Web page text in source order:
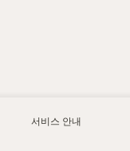
서비스 안내